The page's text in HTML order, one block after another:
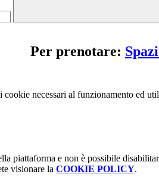
Per prenotare:
necessari al funzionamento ed
piattaforma e non è possibile
visionare la COOKIE POLICY.